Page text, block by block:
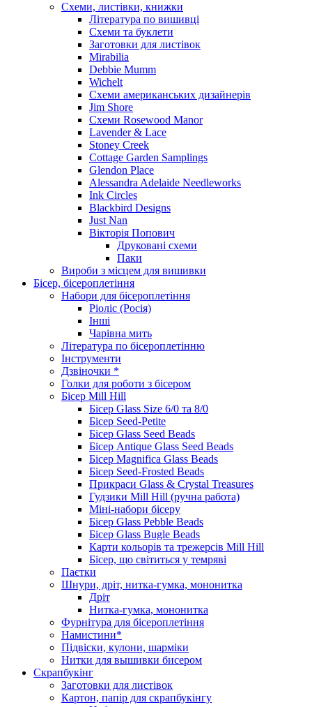
Схеми, листівки, книжки
Література по вишивці
Схеми та буклети
Заготовки для листівок
Mirabilia
Debbie Mumm
Wichelt
Схеми американських дизайнерів
Jim Shore
Cхеми Rosewood Manor
Lavender & Lace
Stoney Creek
Cottage Garden Samplings
Glendon Place
Alessandra Adelaide Needleworks
Ink Circles
Blackbird Designs
Just Nan
Вікторія Попович
Друковані схеми
Паки
Вироби з місцем для вишивки
Бісер, бісероплетіння
Набори для бісероплетіння
Ріоліс (Росія)
Інші
Чарівна мить
Література по бісероплетінню
Інструменти
Дзвіночки *
Голки для роботи з бісером
Бісер Mill Hill
Бісер Glass Size 6/0 та 8/0
Бісер Seed-Petite
Бісер Glass Seed Beads
Бісер Antique Glass Seed Beads
Бісер Magnifica Glass Beads
Бісер Seed-Frosted Beads
Прикраси Glass & Crystal Treasures
Гудзики Mill Hill (ручна работа)
Міні-набори бісеру
Бісер Glass Pebble Beads
Бісер Glass Bugle Beads
Карти кольорів та трежерсів Mill Hill
Бісер, що світиться у темряві
Паєтки
Шнури, дріт, нитка-гумка, мононитка
Дріт
Нитка-гумка, мононитка
Фурнітура для бісероплетіння
Намистини*
Підвіски, кулони, шарміки
Нитки для вышивки бисером
Скрапбукінг
Заготовки для листівок
Картон, папір для скрапбукінгу